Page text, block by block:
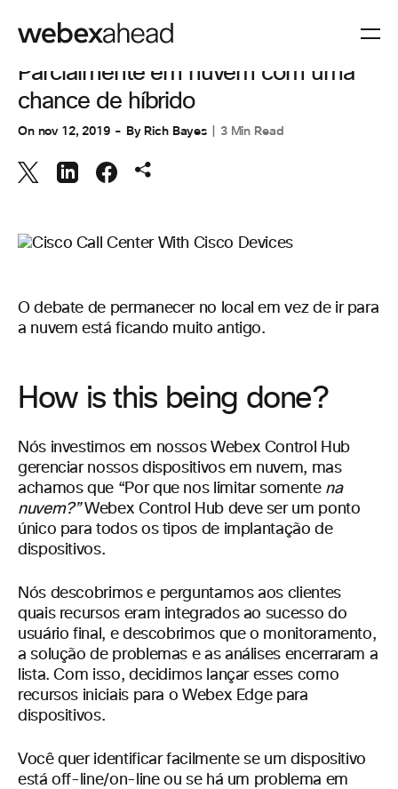
COLABORAÇÃO
Parcialmente em nuvem com uma
chance de híbrido
On nov 12, 2019 ByRich Bayes 3 Min Read
O debate de permanecer no local em vez de ir para
a nuvem está ficando muito antigo.
How is this being done?
Nós investimos em nossos Webex Control Hub
gerenciar nossos dispositivos em nuvem, mas
achamos que “Por que nos limitar somente na
nuvem?”Webex Control Hub deve ser um ponto
único para todos os tipos de implantação de
dispositivos.
Nós descobrimos e perguntamos aos clientes
quais recursos eram integrados ao sucesso do
usuário final, e descobrimos que o monitoramento,
a solução de problemas e as análises encerraram a
lista. Com isso, decidimos lançar esses como
recursos iniciais para o Webex Edge para
dispositivos.
Você quer identificar facilmente se um dispositivo
está off-line/on-line ou se há um problema em